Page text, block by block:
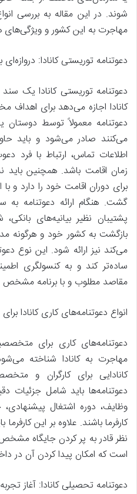
شوند. در این مقاله به بررسی
مهاجرت به این کشور و
دعوتنامه توریستی کانادا:
دعوتنامه توریستی کانادا یک
کانادا اجازه می‌دهد برای اهداف
دعوتنامه معمولاً توسط دوستان
می‌کنند صادر می‌شود و باید
اطلاعات تماس، ارتباط با فرد
زمان اقامت باشد. همچنین
برای دوران اقامت خود را دارد و
گشت. هنگام ارائه دعوتنامه به
پشتیبان نظیر بیانیه‌های
بازگشت به کشور خود و هرگونه
می‌کند نیز ارائه شود. این نوع
ساده‌تر کند و به کنسولگری
مقاصد مطلوب و با برنامه مشخص
انواع دعوتنامه‌های کاری کانادا
دعوتنامه‌های کاری برای
مهاجرت به کانادا شناخته
کانادایی برای کارگران و
دعوتنامه‌ها باید شامل
وظایف، دوره اشتغال
کارفرما باشند. علاوه بر این
نظر قادر به پر کردن جایگاه
است که امکان پیدا کردن آن در
دعوتنامه تحصیلی کانادا: آغاز